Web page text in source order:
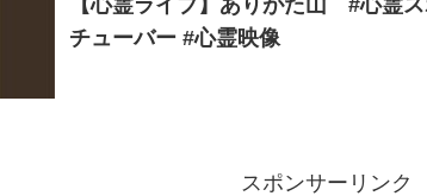
チューバー #心霊映像
スポンサーリンク